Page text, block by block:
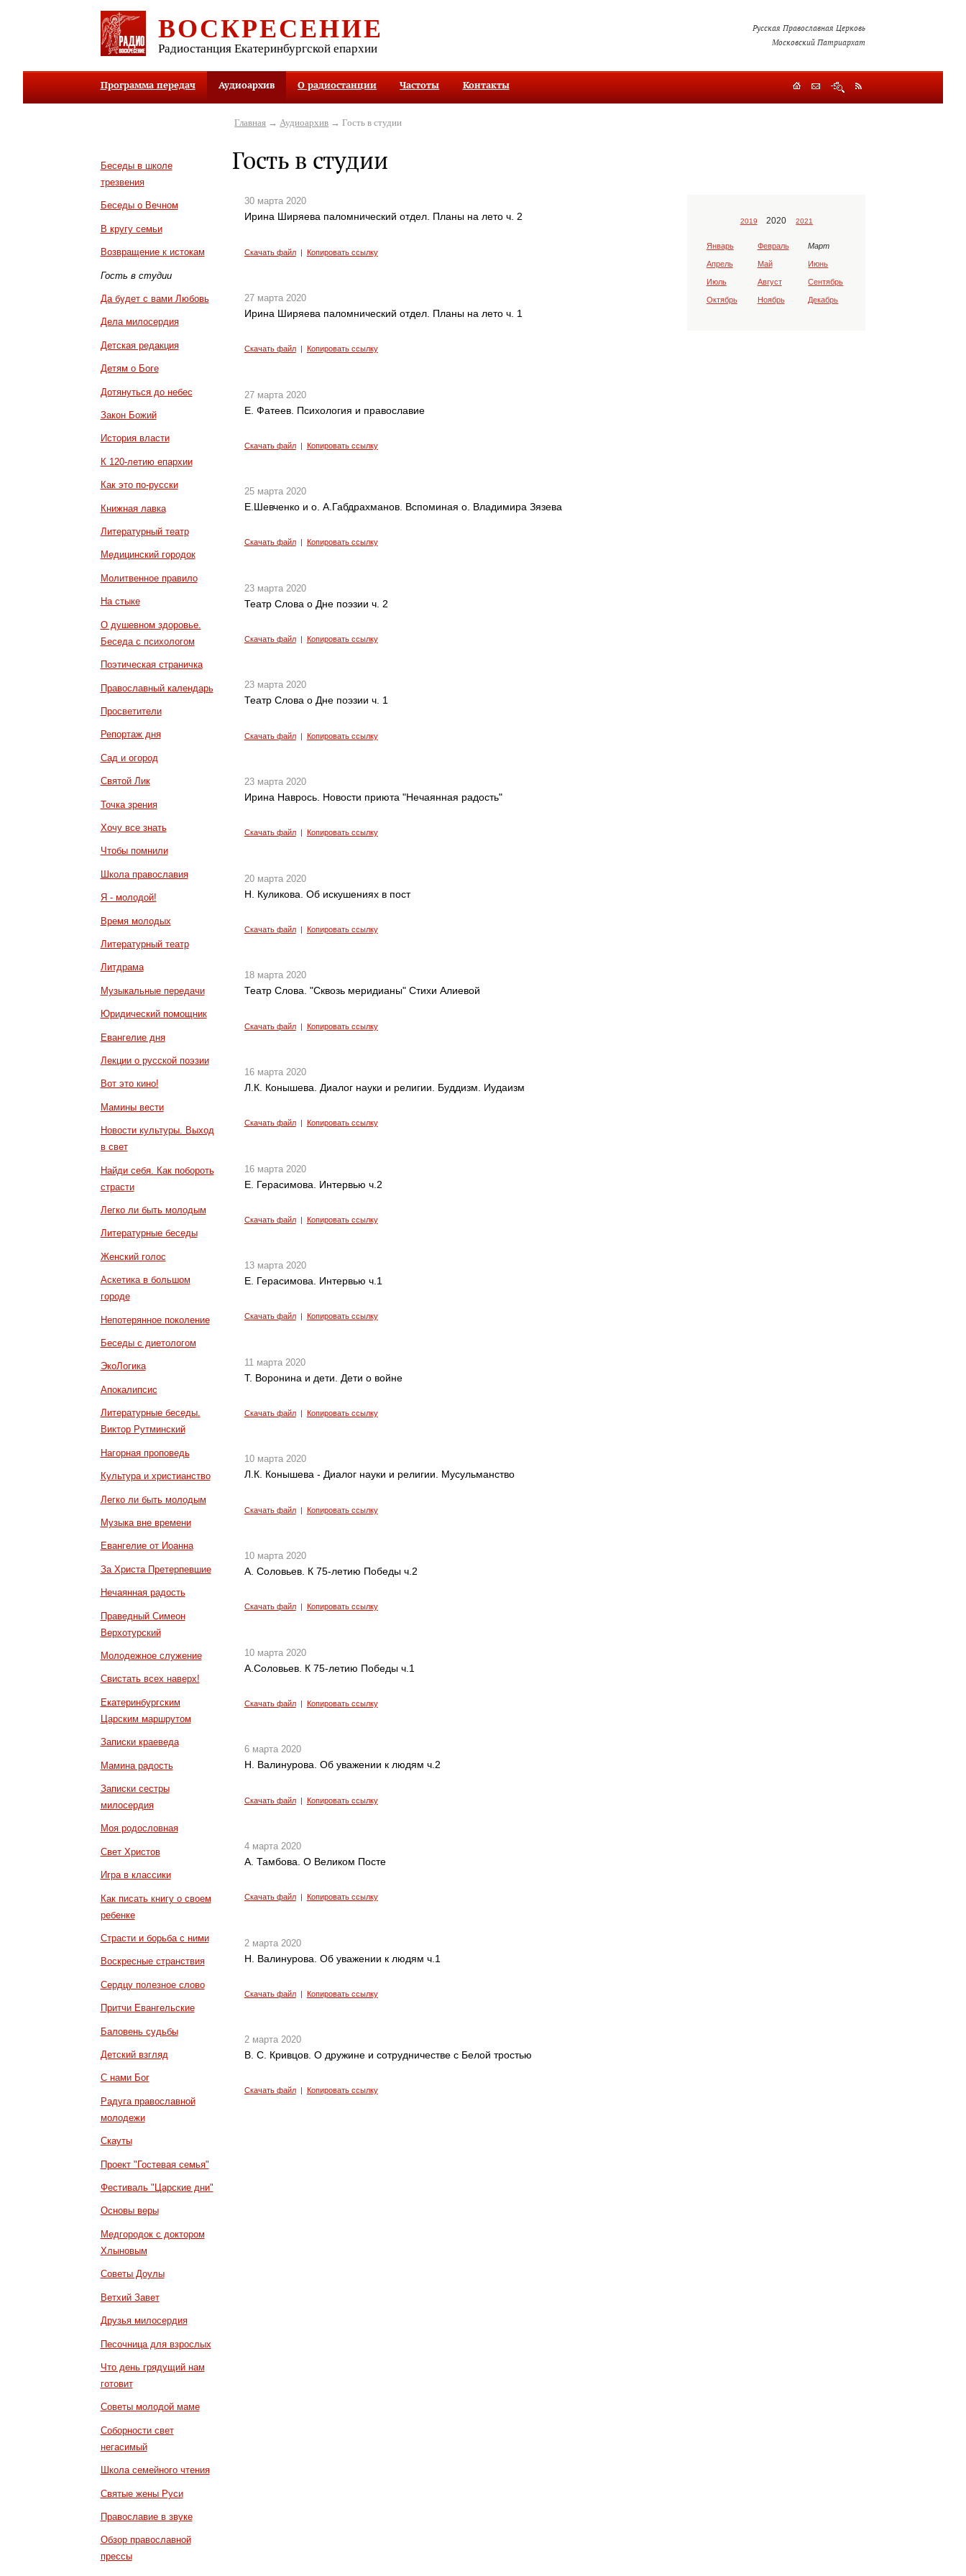
ВОСКРЕСЕНИЕ
Радиостанция Екатеринбургской епархии
Русская Православная Церковь
Московский Патриархат
Программа передач Аудиоархив О радиостанции Частоты Контакты
Беседы в школе
трезвения
Беседы о Вечном
В кругу семьи
Возвращение к истокам
Гость в студии
Да будет с вами Любовь
Дела милосердия
Детская редакция
Детям о Боге
Дотянуться до небес
Закон Божий
История власти
К 120-летию епархии
Как это по-русски
Книжная лавка
Литературный театр
Медицинский городок
Молитвенное правило
На стыке
О душевном здоровье.
Беседа с психологом
Поэтическая страничка
Православный календарь
Просветители
Репортаж дня
Сад и огород
Святой Лик
Точка зрения
Хочу все знать
Чтобы помнили
Школа православия
Я - молодой!
Время молодых
Литературный театр
Литдрама
Музыкальные передачи
Юридический помощник
Евангелие дня
Лекции о русской поэзии
Вот это кино!
Мамины вести
Новости культуры. Выход
в свет
Найди себя. Как побороть
страсти
Легко ли быть молодым
Литературные беседы
Женский голос
Аскетика в большом
городе
Непотерянное поколение
Беседы с диетологом
ЭкоЛогика
Апокалипсис
Литературные беседы.
Виктор Рутминский
Нагорная проповедь
Культура и христианство
Легко ли быть молодым
Музыка вне времени
Евангелие от Иоанна
За Христа Претерпевшие
Нечаянная радость
Праведный Симеон
Верхотурский
Молодежное служение
Свистать всех наверх!
Екатеринбургским
Царским маршрутом
Записки краеведа
Мамина радость
Записки сестры
милосердия
Моя родословная
Свет Христов
Игра в классики
Как писать книгу о своем
ребенке
Страсти и борьба с ними
Воскресные странствия
Сердцу полезное слово
Притчи Евангельские
Баловень судьбы
Детский взгляд
С нами Бог
Радуга православной
молодежи
Скауты
Проект "Гостевая семья"
Фестиваль "Царские дни"
Основы веры
Медгородок с доктором
Хлыновым
Советы Доулы
Ветхий Завет
Друзья милосердия
Песочница для взрослых
Что день грядущий нам
готовит
Советы молодой маме
Соборности свет
негасимый
Школа семейного чтения
Святые жены Руси
Православие в звуке
Обзор православной
прессы
Главная → Аудиоархив → Гость в студии
Гость в студии
30 марта 2020
Ирина Ширяева паломнический отдел. Планы на лето ч. 2
Скачать файл| Копировать ссылку
27 марта 2020
Ирина Ширяева паломнический отдел. Планы на лето ч. 1
Скачать файл| Копировать ссылку
27 марта 2020
Е. Фатеев. Психология и православие
Скачать файл| Копировать ссылку
25 марта 2020
Е.Шевченко и о. А.Габдрахманов. Вспоминая о. Владимира Зязева
Скачать файл| Копировать ссылку
23 марта 2020
Театр Слова о Дне поэзии ч. 2
Скачать файл| Копировать ссылку
23 марта 2020
Театр Слова о Дне поэзии ч. 1
Скачать файл| Копировать ссылку
23 марта 2020
Ирина Наврось. Новости приюта "Нечаянная радость"
Скачать файл| Копировать ссылку
20 марта 2020
Н. Куликова. Об искушениях в пост
Скачать файл| Копировать ссылку
18 марта 2020
Театр Слова. "Сквозь меридианы" Стихи Алиевой
Скачать файл| Копировать ссылку
16 марта 2020
Л.К. Конышева. Диалог науки и религии. Буддизм. Иудаизм
Скачать файл| Копировать ссылку
16 марта 2020
Е. Герасимова. Интервью ч.2
Скачать файл| Копировать ссылку
13 марта 2020
Е. Герасимова. Интервью ч.1
Скачать файл| Копировать ссылку
11 марта 2020
Т. Воронина и дети. Дети о войне
Скачать файл| Копировать ссылку
10 марта 2020
Л.К. Конышева - Диалог науки и религии. Мусульманство
Скачать файл| Копировать ссылку
10 марта 2020
А. Соловьев. К 75-летию Победы ч.2
Скачать файл| Копировать ссылку
10 марта 2020
А.Соловьев. К 75-летию Победы ч.1
Скачать файл| Копировать ссылку
6 марта 2020
Н. Валинурова. Об уважении к людям ч.2
Скачать файл| Копировать ссылку
4 марта 2020
А. Тамбова. О Великом Посте
Скачать файл| Копировать ссылку
2 марта 2020
Н. Валинурова. Об уважении к людям ч.1
Скачать файл| Копировать ссылку
2 марта 2020
В. С. Кривцов. О дружине и сотрудничестве с Белой тростью
Скачать файл| Копировать ссылку
2019 2020 2021
Январь Февраль Март
Апрель Май Июнь
Июль Август Сентябрь
Октябрь Ноябрь Декабрь